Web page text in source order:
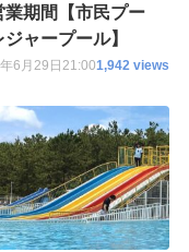
業期間【市民プー
ャープール】
6月29日21:001,942 views